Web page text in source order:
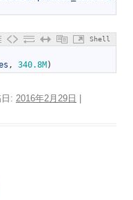
Shell
, 340.8M )
日: 2016年2月29日